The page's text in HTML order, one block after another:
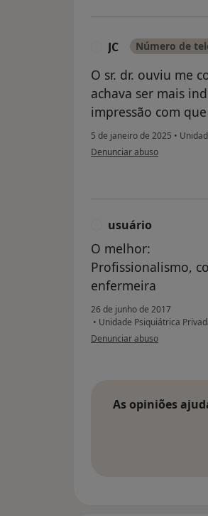
JC Número de
O sr. dr. ouviu me
achava ser mais
impressão com
5 de janeiro de 2025 •
na opinião do utilizador JC
Denunciar abuso
usuário
O melhor:
Profissionalismo,
enfermeira
26 de junho de 2017
• Unidade Psiquiátrica
na opinião do utilizador usuário
Denunciar abuso
As opiniões